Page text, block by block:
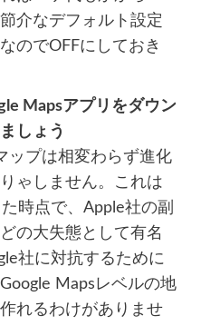
介なデフォルト設定
のでOFFにしておき
Mapsアプリをダウン
しょう
ップは相変わらず進化
ゃしません。これは
時点で、Apple社の副
の大失態として有名
社に対抗するために
Mapsレベルの地
れるわけがありませ